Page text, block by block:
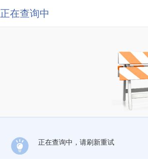
正在查询中
正在查询中，请刷新重试